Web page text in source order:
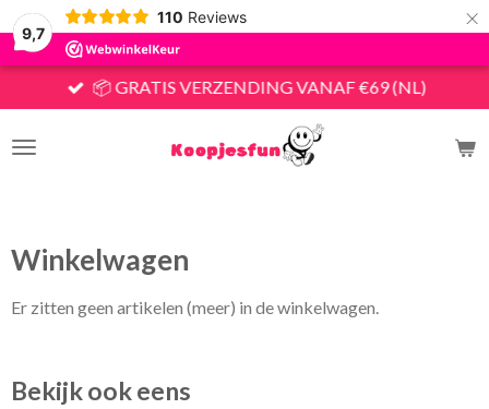
9,7
110 Reviews ×
📦 GRATIS VERZENDING VANAF €69 (NL)
Winkelwagen
Er zitten geen artikelen (meer) in de winkelwagen.
Bekijk ook eens